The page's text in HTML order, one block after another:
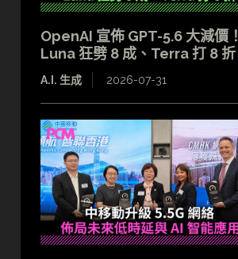
OpenAI 宣佈 GPT-5.6 大減價！
Luna 狂劈 8 成、Terra 打 8 折
A.I. 生成 2026-07-31